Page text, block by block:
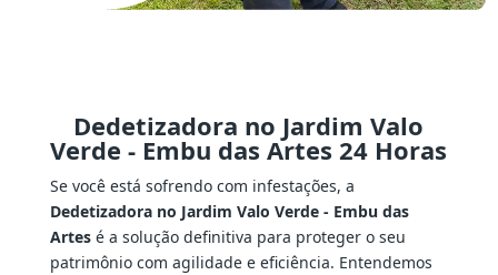
Dedetizadora no Jardim Valo
Verde - Embu das Artes 24 Horas
Se você está sofrendo com infestações, a
Dedetizadora no Jardim Valo Verde - Embu das
Artesé a solução definitiva para proteger o seu
patrimônio com agilidade e eficiência. Entendemos